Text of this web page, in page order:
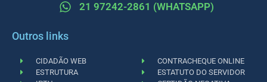
21 97242-2861 (WHATSAPP)
Outros links
CIDADÃO WEB
ESTRUTURA
CONTRACHEQUE ONLINE
ESTATUTO DO SERVIDOR